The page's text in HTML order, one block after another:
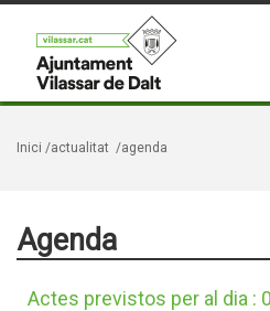
Inici /actualitat /agenda
Agenda
Actes previstos per al dia :